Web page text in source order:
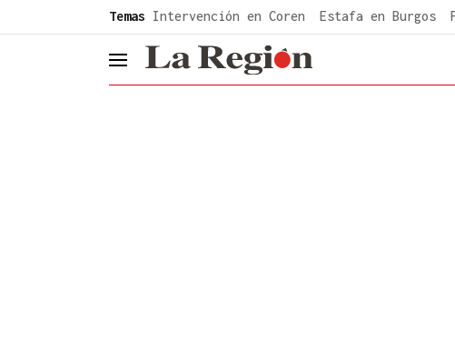
Temas Intervención en Coren Estafa en Burgos
header.menu.open